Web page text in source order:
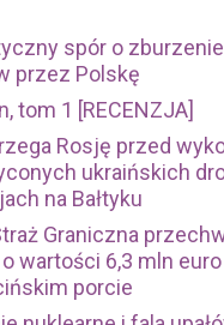
spór o
przez Polskę
tom 1 [RECENZJA]
Rosję przed
ukraińskich
na Bałtyku
Graniczna
wartości 6,3 mln euro
porcie